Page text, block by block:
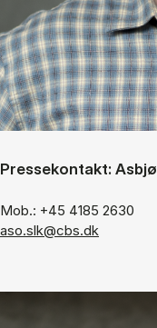
Pressekontakt:
Mob.: +45 4185 2630
aso.slk@cbs.dk